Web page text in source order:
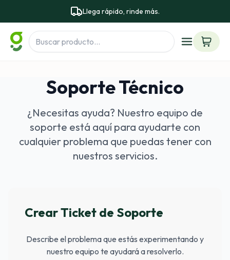
Llega rápido, rinde más.
Soporte Técnico
¿Necesitas ayuda? Nuestro equipo de
soporte está aquí para ayudarte con
cualquier problema que puedas tener con
nuestros servicios.
Crear Ticket de Soporte
Describe el problema que estás experimentando y
nuestro equipo te ayudará a resolverlo.